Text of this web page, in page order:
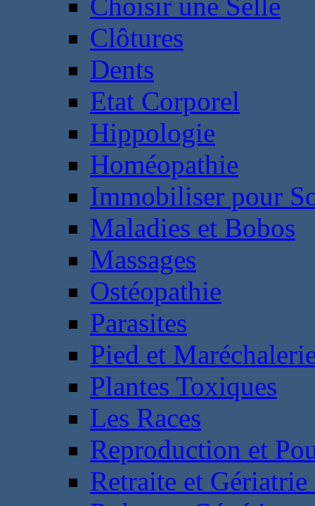
Clôtures
Dents
Etat Corporel
Hippologie
Homéopathie
Immobiliser pour
Maladies et Bobos
Massages
Ostéopathie
Parasites
Pied et
Plantes Toxiques
Les Races
Reproduction et
Retraite et